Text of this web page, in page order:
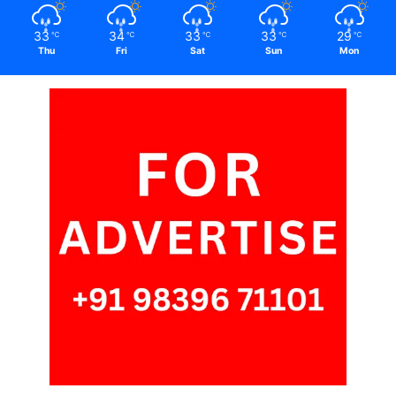
33 ℃
Thu
34 ℃
Fri
33 ℃
Sat
33 ℃
Sun
29 ℃
Mon